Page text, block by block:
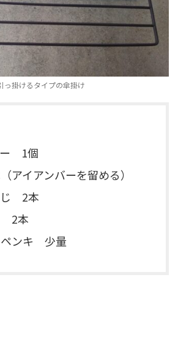
っ掛けるタイプの傘掛け
ー 1個
アイアンバーを留める）
じ 2本
2本
ペンキ 少量